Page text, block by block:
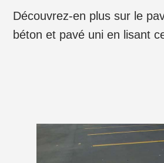
Découvrez-en plus sur le
béton et pavé uni en lisant